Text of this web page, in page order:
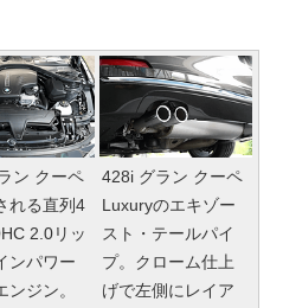
ン クーペ
れる直列4
2.0リッ
ンパワー
ンジン。
428i グラン クーペ
Luxuryのエキゾー
スト・テールパイ
プ。クローム仕上
げで左側にレイア